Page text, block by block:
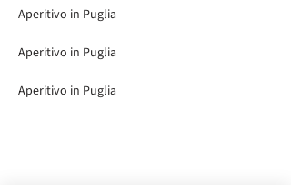
Aperitivo in Puglia
Aperitivo in Puglia
Aperitivo in Puglia